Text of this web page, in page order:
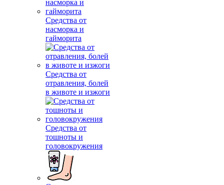
Средства от
насморка и
гайморита
Средства от
отравления, болей
в животе и изжоги
Средства от
тошноты и
головокружения